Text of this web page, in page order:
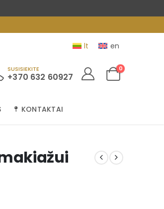
lt en
SUSISIEKITE
+370 632 60927
0
KONTAKTAI